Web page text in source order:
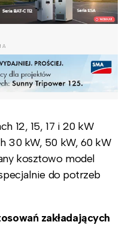
12, 15, 17 i 20 kW
30 kW, 50 kW, 60 kW
kosztowo model
do potrzeb
zakładających